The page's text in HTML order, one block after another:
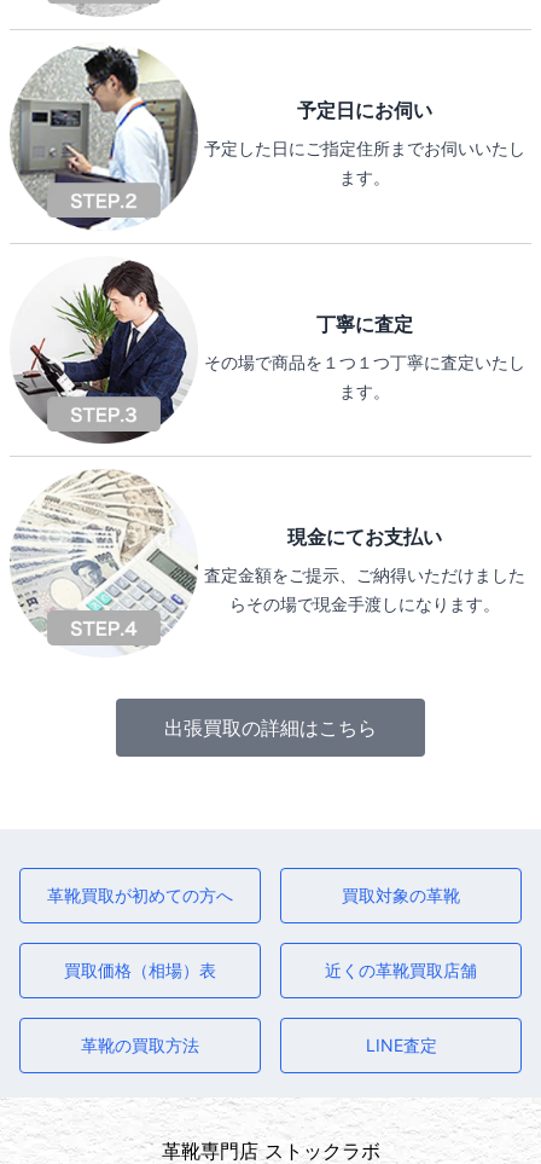
予定日にお伺い
予定した日にご指定住所までお伺いいたし
ます。
丁寧に査定
その場で商品を１つ１つ丁寧に査定いたし
ます。
現金にてお支払い
査定金額をご提示、ご納得いただけました
らその場で現金手渡しになります。
出張買取の詳細はこちら
革靴買取が初めての方へ 買取対象の革靴
買取価格（相場）表 近くの革靴買取店舗
革靴の買取方法 LINE査定
革靴専門店 ストックラボ